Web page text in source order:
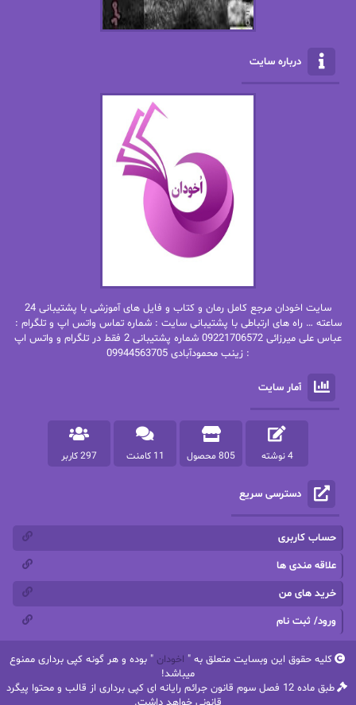
الناز پاکپور‌
الناز محمدی
امیر فرهی
باران
بهار سلطانی
بهاره شیرازی
بهاره.م
بیتا فرخی
پاتریشیا ویلسون پرتو فرهمند
پرستو اسحقی
پرستو مهاجر
پرهام رسولی
پروانه قدیمی پروانه محمدی
پریسا شکور(طوفان خاموش)
پنلوپه وارد
تاران
ترنم.25
ثمین سرابی جان فاولز
جرج.آر.آر.مارتین
درباره سایت
سایت اخودان مرجع کامل رمان و کتاب و فایل های آموزشی با پشتیبانی 24
ساعته … راه های ارتباطی با پشتیبانی سایت : شماره تماس واتس اپ و تلگرام :
عباس علی میرزائی 09221706572 شماره پشتیبانی 2 فقط در تلگرام و واتس اپ
: زینب محمودآبادی 09944563705
آمار سایت
4 نوشته 805 محصول 11 کامنت 297 کاربر
دسترسی سریع
حساب کاربری
علاقه مندی ها
خرید های من
ورود/ ثبت نام
کلیه حقوق این وبسایت متعلق به " اخودان " بوده و هر گونه کپی برداری ممنوع
میباشد!
طبق ماده 12 فصل سوم قانون جرائم رایانه ای کپی برداری از قالب و محتوا پیگرد